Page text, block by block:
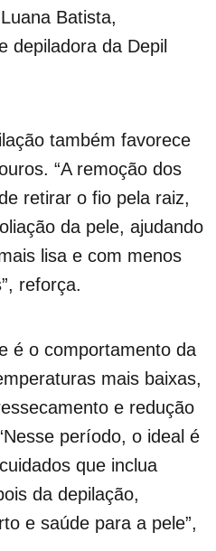
Batista,
depiladora da Depil
também favorece
“A remoção dos
retirar o fio pela raiz,
da pele, ajudando
lisa e com menos
reforça.
é o comportamento da
mais baixas,
e redução
período, o ideal é
que inclua
da depilação,
e saúde para a pele”,